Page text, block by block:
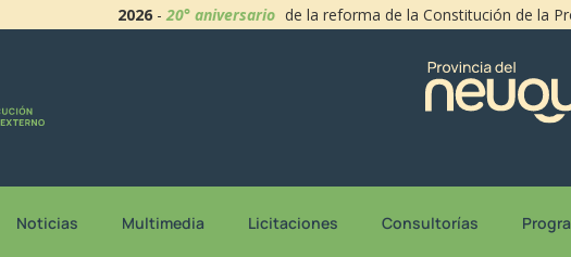
2026 -20° aniversario de la reforma de la Constitución de la
Noticias Multimedia Licitaciones Consultorías